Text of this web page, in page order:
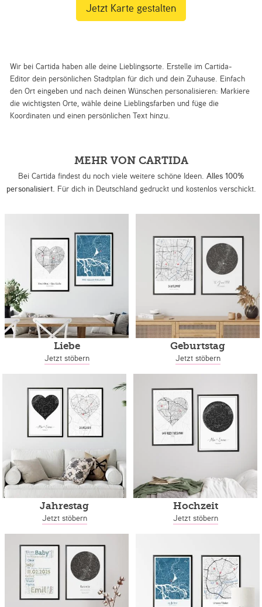
Wir bei Cartida haben alle deine Lieblingsorte. Erstelle im Cartida-
Editor dein persönlichen Stadtplan für dich und dein Zuhause. Einfach
den Ort eingeben und nach deinen Wünschen personalisieren: Markiere
die wichtigsten Orte, wähle deine Lieblingsfarben und füge die
Koordinaten und einen persönlichen Text hinzu.
Jetzt Karte gestalten
MEHR VON CARTIDA
Bei Cartida findest du noch viele weitere schöne Ideen. Alles 100%
personalisiert. Für dich in Deutschland gedruckt und kostenlos verschickt.
Liebe
Jetzt stöbern
Geburtstag
Jetzt stöbern
Jahrestag
Jetzt stöbern
Hochzeit
Jetzt stöbern